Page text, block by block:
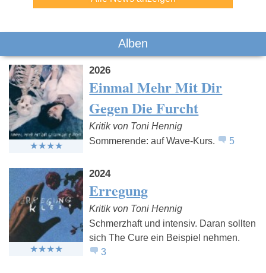
Alben
2026
Einmal Mehr Mit Dir
Gegen Die Furcht
Kritik von Toni Hennig
Sommerende: auf Wave-Kurs.
5
2024
Erregung
Kritik von Toni Hennig
Schmerzhaft und intensiv. Daran sollten
sich The Cure ein Beispiel nehmen.
3